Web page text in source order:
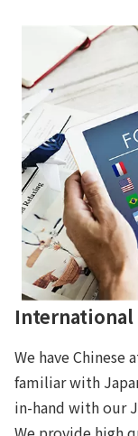
International
We have Chinese
familiar with
in-hand with our